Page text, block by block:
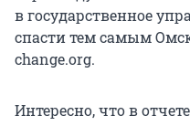
в государственное
спасти тем самым
change.org.
Интересно, что в